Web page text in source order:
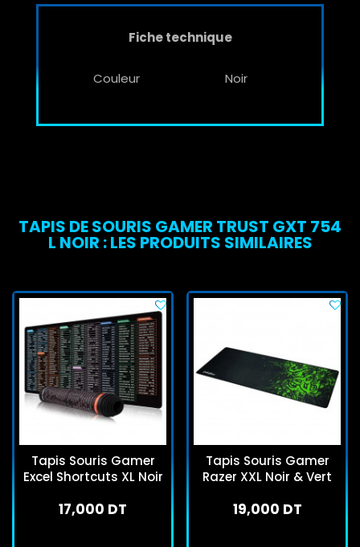
Fiche technique
Couleur Noir
TAPIS DE SOURIS GAMER TRUST GXT 754
L NOIR : LES PRODUITS SIMILAIRES
Tapis Souris Gamer
Excel Shortcuts XL Noir
17,000 DT
Tapis Souris Gamer
Razer XXL Noir & Vert
19,000 DT